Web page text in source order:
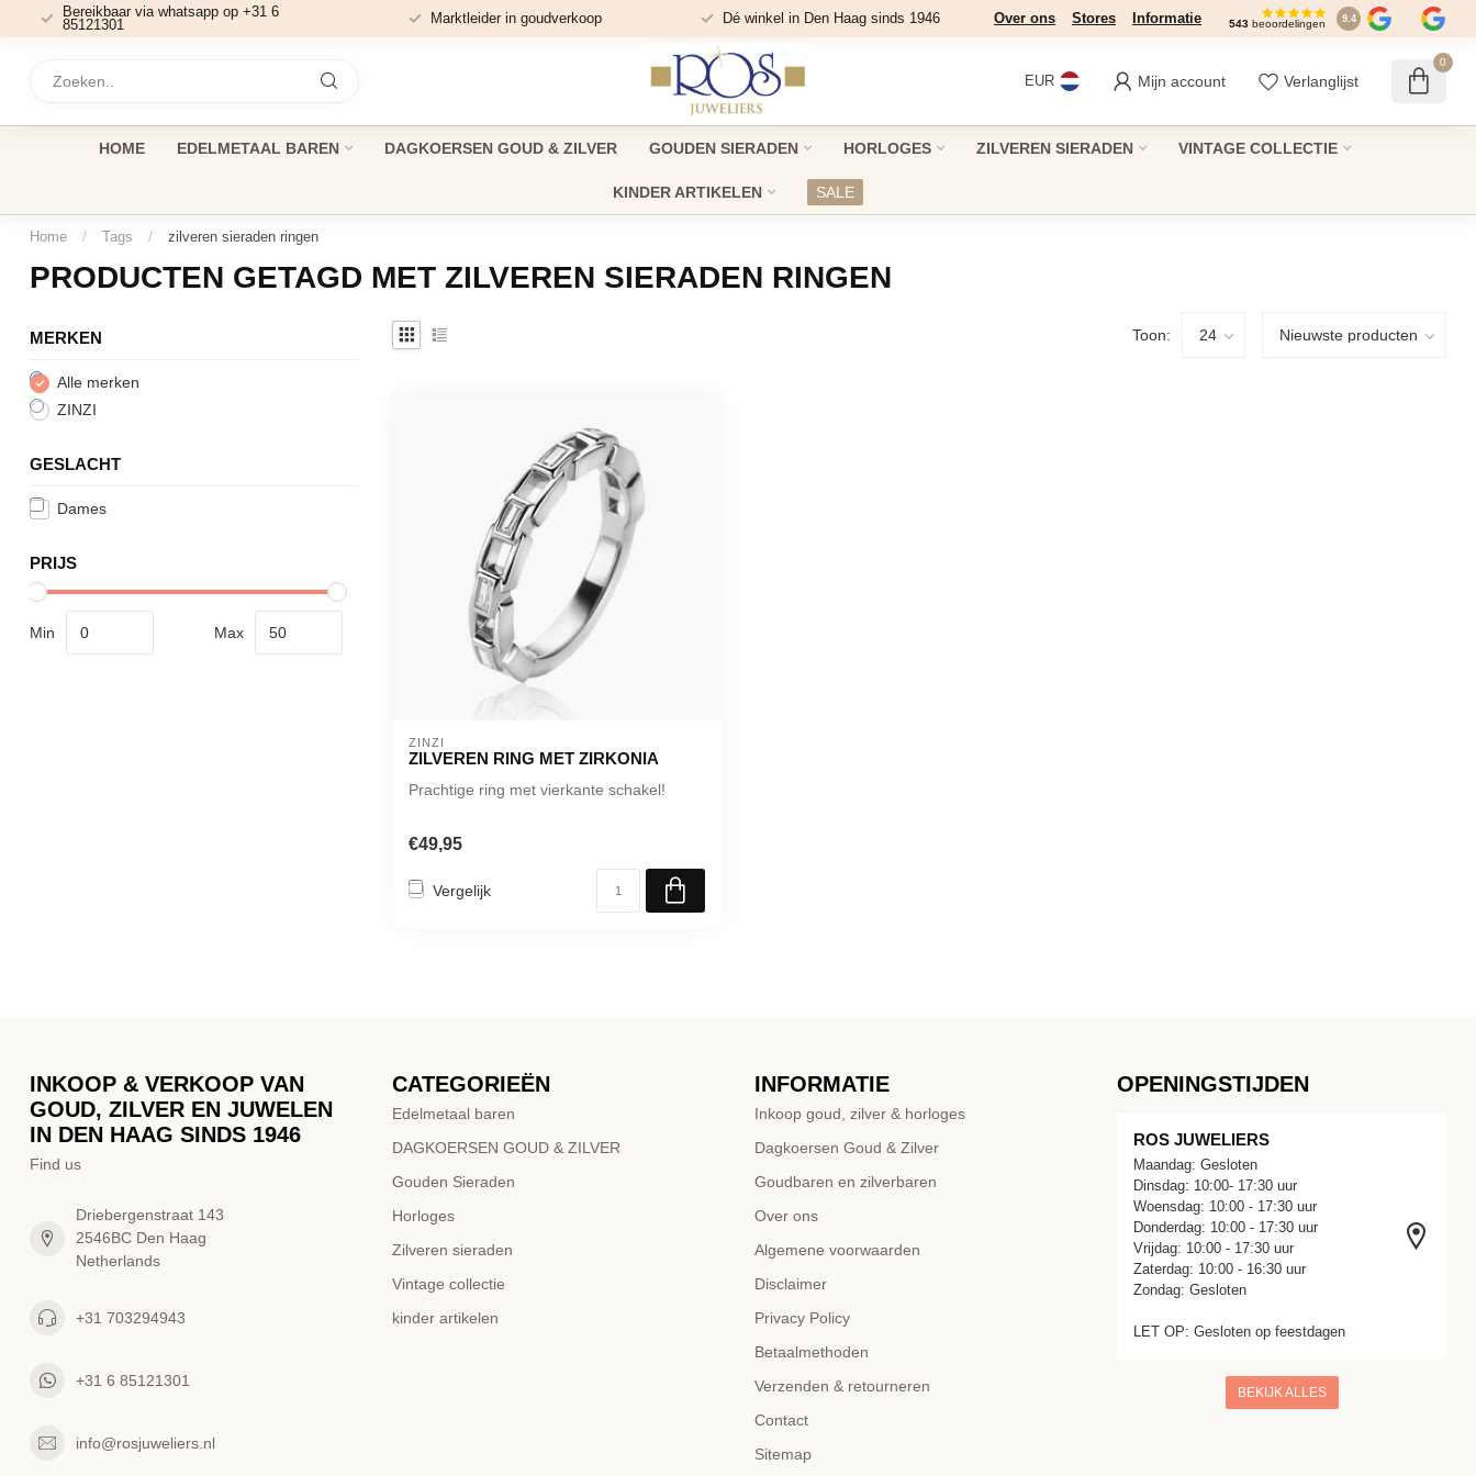
Bereikbaar via whatsapp op +31 6
85121301
Marktleider in goudverkoop Dé winkel in Den Haag sinds 1946 Over ons Stores Informatie 543 beoordelingen 9.4
EUR Mijn account Verlanglijst
0
HOME EDELMETAAL BAREN DAGKOERSEN GOUD & ZILVER GOUDEN SIERADEN HORLOGES ZILVEREN SIERADEN VINTAGE COLLECTIE
KINDER ARTIKELEN SALE
Home / Tags / zilveren sieraden ringen
PRODUCTEN GETAGD MET ZILVEREN SIERADEN RINGEN
MERKEN
Alle merken
ZINZI
GESLACHT
Dames
PRIJS
Min Max
Toon:
ZINZI
ZILVEREN RING MET ZIRKONIA
Prachtige ring met vierkante schakel!
€49,95
Vergelijk
INKOOP & VERKOOP VAN
GOUD, ZILVER EN JUWELEN
IN DEN HAAG SINDS 1946
Find us
Driebergenstraat 143
2546BC Den Haag
Netherlands
+31 703294943
+31 6 85121301
info@rosjuweliers.nl
CATEGORIEËN
Edelmetaal baren
DAGKOERSEN GOUD & ZILVER
Gouden Sieraden
Horloges
Zilveren sieraden
Vintage collectie
kinder artikelen
INFORMATIE
Inkoop goud, zilver & horloges
Dagkoersen Goud & Zilver
Goudbaren en zilverbaren
Over ons
Algemene voorwaarden
Disclaimer
Privacy Policy
Betaalmethoden
Verzenden & retourneren
Contact
Sitemap
OPENINGSTIJDEN
ROS JUWELIERS
Maandag: Gesloten
Dinsdag: 10:00- 17:30 uur
Woensdag: 10:00 - 17:30 uur
Donderdag: 10:00 - 17:30 uur
Vrijdag: 10:00 - 17:30 uur
Zaterdag: 10:00 - 16:30 uur
Zondag: Gesloten
LET OP: Gesloten op feestdagen
BEKIJK ALLES